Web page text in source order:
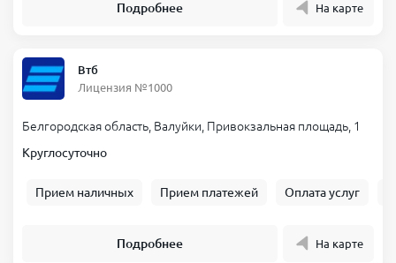
Подробнее На карте
Втб
Лицензия №1000
Белгородская область, Валуйки, Привокзальная площадь, 1
Круглосуточно
Прием наличных Прием платежей Оплата услуг
Подробнее На карте